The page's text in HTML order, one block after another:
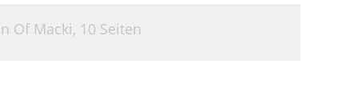
Of Macki, 10 Seiten